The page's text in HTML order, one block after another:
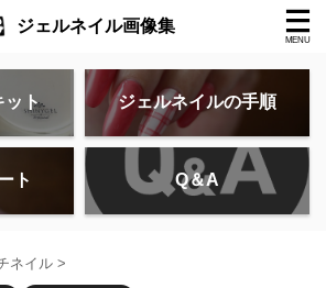
ジェルネイル画像集
ット ジェルネイルの手順
ト Q＆A
ネイル >